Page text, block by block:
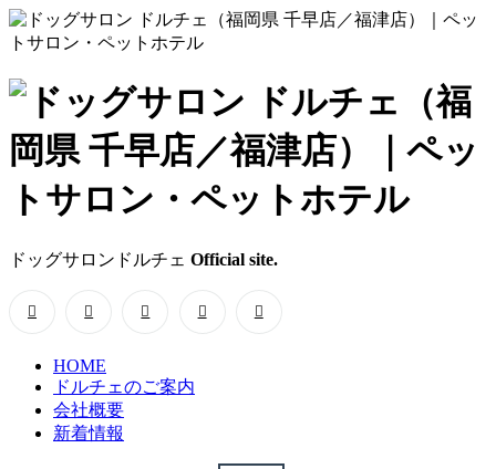
ド
ッ
グ
サ
ロ
ン
ド
ル
ドッグサロンドルチェ Official site.
HOME
ドルチェのご案内
会社概要
新着情報